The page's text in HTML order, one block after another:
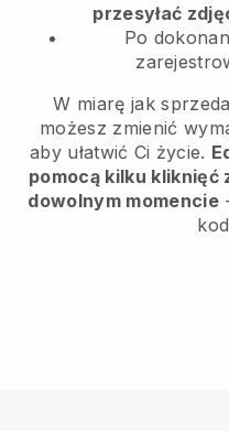
przesyłać
Po
W miarę jak
możesz zmienić
aby ułatwić Ci życie.
pomocą kilku kliknięć
dowolnym momencie